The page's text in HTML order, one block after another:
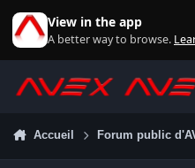
View in the app
A better way to browse.
Accueil Forum public